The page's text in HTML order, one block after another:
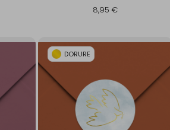
8,95 €
DORURE